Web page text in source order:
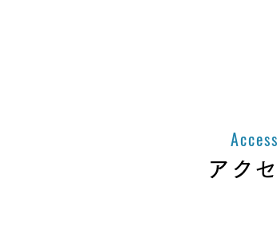
Access
アク